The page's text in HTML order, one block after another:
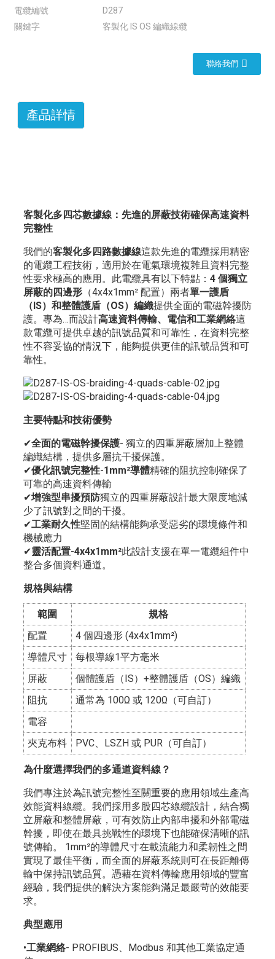
電纜編號
D287
關鍵字
客製化 IS OS 編織線纜
聯絡我們
產品詳情
客製化多四芯數據線：先進的屏蔽技術確保高速資料
完整性
我們的客製化多四路數據線這款先進的電纜採用精密
的電纜工程技術，適用於在電氣環境複雜且資料完整
性要求極高的應用。此電纜具有以下特點： 4 個獨立
屏蔽的四邊形（4x4x1mm² 配置）兩者單一護盾
（IS）和整體護盾（OS）編織提供全面的電磁幹擾防
護。專為…而設計高速資料傳輸、電信和工業網絡這
款電纜可提供卓越的訊號品質和可靠性，在資料完整
性不容妥協的情況下，能夠提供更佳的訊號品質和可
靠性。
主要特點和技術優勢
✔全面的電磁幹擾保護- 獨立的四重屏蔽層加上整體
編織結構，提供多層抗干擾保護。
✔優化訊號完整性-1mm²導體精確的阻抗控制確保了
可靠的高速資料傳輸
✔增強型串擾預防獨立的四重屏蔽設計最大限度地減
少了訊號對之間的干擾。
✔工業耐久性堅固的結構能夠承受惡劣的環境條件和
機械應力
✔靈活配置-4x4x1mm²此設計支援在單一電纜組件中
整合多個資料通道。
規格與結構
範圍
規格
配置
4 個四邊形 (4x4x1mm²)
導體尺寸
每根導線1平方毫米
屏蔽
個體護盾（IS）+整體護盾（OS）編織
阻抗
通常為 100Ω 或 120Ω（可自訂）
電容
夾克布料
PVC、LSZH 或 PUR（可自訂）
為什麼選擇我們的多通道資料線？
我們專注於為訊號完整性至關重要的應用領域生產高
效能資料線纜。我們採用多股四芯線纜設計，結合獨
立屏蔽和整體屏蔽，可有效防止內部串擾和外部電磁
幹擾，即使在最具挑戰性的環境下也能確保清晰的訊
號傳輸。 1mm²的導體尺寸在載流能力和柔韌性之間
實現了最佳平衡，而全面的屏蔽系統則可在長距離傳
輸中保持訊號品質。憑藉在資料傳輸應用領域的豐富
經驗，我們提供的解決方案能夠滿足最嚴苛的效能要
求。
典型應用
•工業網絡- PROFIBUS、Modbus 和其他工業協定通